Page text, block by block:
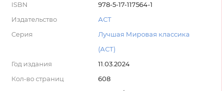
ISBN
978-5-17-117564-1
Издательство
АСТ
Серия
Лучшая Мировая классика
(АСТ)
Год издания
11.03.2024
Кол-во страниц
608